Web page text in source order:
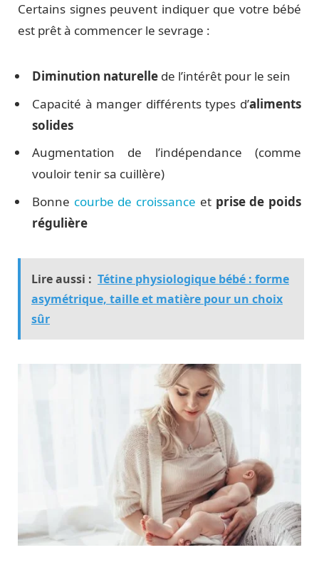
Certains signes peuvent indiquer que votre bébé
est prêt à commencer le sevrage :
Diminution naturelle de l’intérêt pour le sein
Capacité à manger différents types d’aliments
solides
Augmentation de l’indépendance (comme
vouloir tenir sa cuillère)
Bonne courbe de croissance et prise de poids
régulière
Lire aussi : Tétine physiologique bébé : forme
asymétrique, taille et matière pour un choix
sûr